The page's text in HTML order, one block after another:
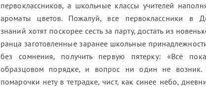
первоклассников, а школьные классы учителей
ароматы цветов. Пожалуй, все первоклассники в
знаний хотят поскорее сесть за парту, достать из
ранца заготовленные заранее школьные
без сомнения, получить первую пятерку: «Всё
образцовом порядке, и вопрос ни один не
помарочки нету в тетрадке, чист, как синее небо,